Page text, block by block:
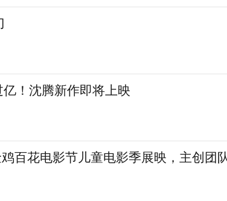
！沈腾新作即将上映
百花电影节儿童电影季展映，主创团